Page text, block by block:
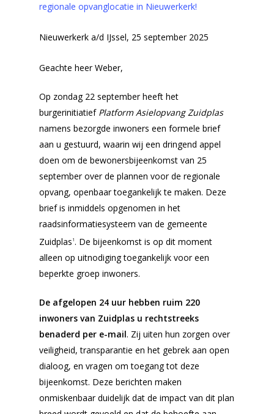
regionale opvanglocatie in Nieuwerkerk!
Nieuwerkerk a/d IJssel, 25 september 2025
Geachte heer Weber,
Op zondag 22 september heeft het
burgerinitiatief Platform Asielopvang Zuidplas
namens bezorgde inwoners een formele brief
aan u gestuurd, waarin wij een dringend appel
doen om de bewonersbijeenkomst van 25
september over de plannen voor de regionale
opvang, openbaar toegankelijk te maken. Deze
brief is inmiddels opgenomen in het
raadsinformatiesysteem van de gemeente
Zuidplas 1 . De bijeenkomst is op dit moment
alleen op uitnodiging toegankelijk voor een
beperkte groep inwoners.
De afgelopen 24 uur hebben ruim 220
inwoners van Zuidplas u rechtstreeks
benaderd per e-mail. Zij uiten hun zorgen over
veiligheid, transparantie en het gebrek aan open
dialoog, en vragen om toegang tot deze
bijeenkomst. Deze berichten maken
onmiskenbaar duidelijk dat de impact van dit plan